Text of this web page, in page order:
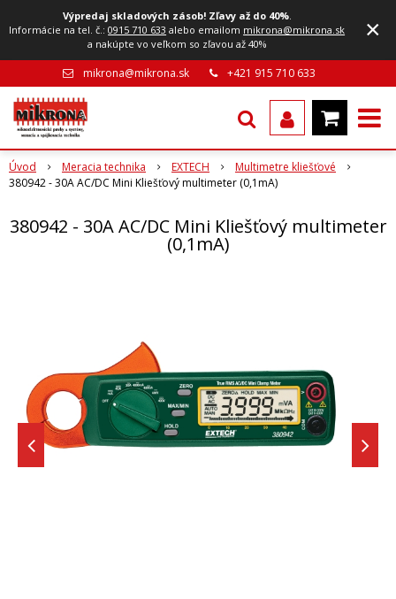
Výpredaj skladových zásob! Zľavy až do 40%.
Informácie na tel. č.:0915 710 633 alebo emailom mikrona@mikrona.sk
a nakúpte vo veľkom so zľavou až 40%
×
mikrona@mikrona.sk +421 915 710 633
Úvod Meracia technika EXTECH
Multimetre kliešťové
380942 - 30A AC/DC Mini Kliešťový multimeter (0,1mA)
380942 - 30A AC/DC Mini Kliešťový multimeter
(0,1mA)